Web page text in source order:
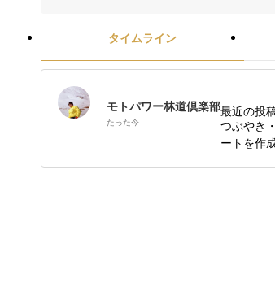
タイムライン
モトパワー林道倶楽部
たった今
最近の投
つぶやき
ートを作